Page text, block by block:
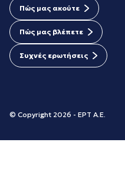
Πώς μας ακούτε
Πώς μας βλέπετε
Συχνές ερωτήσεις
© Copyright 2026 - ΕΡΤ Α.Ε.